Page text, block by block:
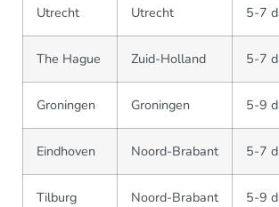
Utrecht Utrecht 5-7
The Hague Zuid-Holland 5-7
Groningen Groningen 5-9
Eindhoven Noord-Brabant 5-7
Tilburg Noord-Brabant 5-9